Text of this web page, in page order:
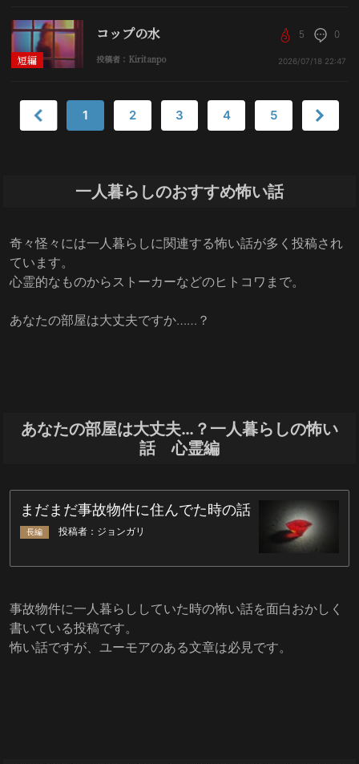
短編
コップの水
投稿者：Kiritanpo
5 0
2026/07/18 22:47
1 2 3 4 5
一人暮らしのおすすめ怖い話
奇々怪々には一人暮らしに関連する怖い話が多く投稿され
ています。
心霊的なものからストーカーなどのヒトコワまで。
あなたの部屋は大丈夫ですか……？
あなたの部屋は大丈夫…？一人暮らしの怖い
話 心霊編
事故物件に一人暮らししていた時の怖い話を面白おかしく
書いている投稿です。
怖い話ですが、ユーモアのある文章は必見です。